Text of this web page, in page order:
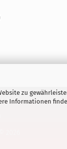
zu
Informationen
Datenschutz